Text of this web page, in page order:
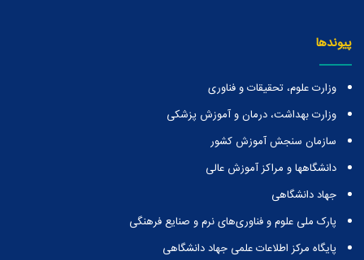
پیوندها
وزارت علوم، تحقیقات و فناوری
وزارت بهداشت، درمان و آموزش پزشکی
سازمان سنجش آموزش کشور
دانشگاهها و مراكز آموزش عالی
جهاد دانشگاهی
پارک ملی علوم و فناوری‌های نرم و صنایع فرهنگی
پایگاه مرکز اطلاعات علمی جهاد دانشگاهی